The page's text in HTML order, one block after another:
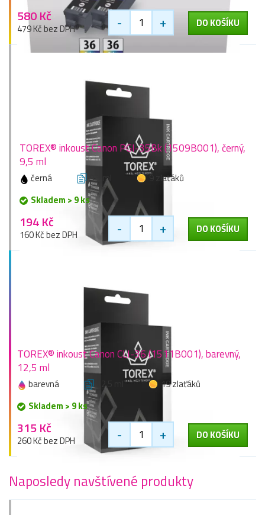
580 Kč
479 Kč bez DPH - + DO KOŠÍKU
TOREX® inkoust Canon PGI-35Bk (1509B001), černý,
9,5 ml
černá 9,5 ml
9 zlaťáků
Skladem > 9 ks
194 Kč
160 Kč bez DPH - + DO KOŠÍKU
TOREX® inkoust Canon CLI-36 (1511B001), barevný,
12,5 ml
barevná 12,5 ml
19 zlaťáků
Skladem > 9 ks
315 Kč
260 Kč bez DPH - + DO KOŠÍKU
Naposledy navštívené produkty